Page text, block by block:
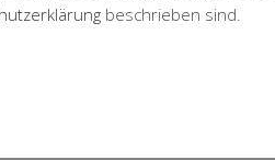
beschrieben sind.